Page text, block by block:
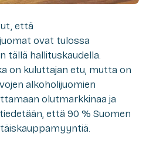
että
ovat tulossa
tällä hallituskaudella.
on kuluttajan etu, mutta on
alkoholijuomien
olutmarkkinaa ja
että 90 % Suomen